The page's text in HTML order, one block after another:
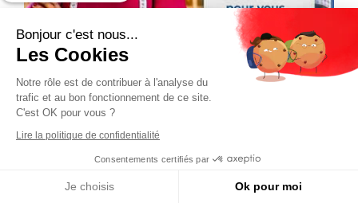
Bonjour c'est nous...
Les Cookies
Notre rôle est de contribuer à l'analyse du
trafic et au bon fonctionnement de ce site.
C'est OK pour vous ?
Lire la politique de confidentialité
Consentements certifiés par
Je choisis Ok pour moi